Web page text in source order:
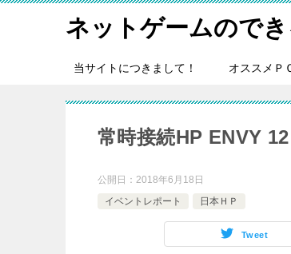
ネットゲームので
当サイトにつきまして！ オススメＰ
常時接続HP ENVY
公開日： 2018年6月18日
イベントレポート
日本ＨＰ
Tweet